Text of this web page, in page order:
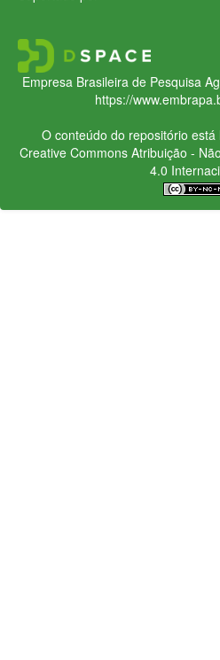
Empresa Brasileira de Pesquisa
https://
O conteúdo do repositório
Creative CommonsAtribuição -
4.0